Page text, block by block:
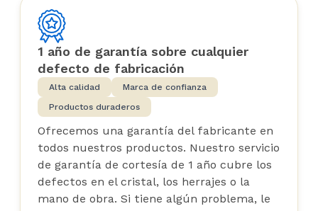
1 año de garantía sobre cualquier
defecto de fabricación
Alta calidad
Marca de confianza
Productos duraderos
Ofrecemos una garantía del fabricante en
todos nuestros productos. Nuestro servicio
de garantía de cortesía de 1 año cubre los
defectos en el cristal, los herrajes o la
mano de obra. Si tiene algún problema, le